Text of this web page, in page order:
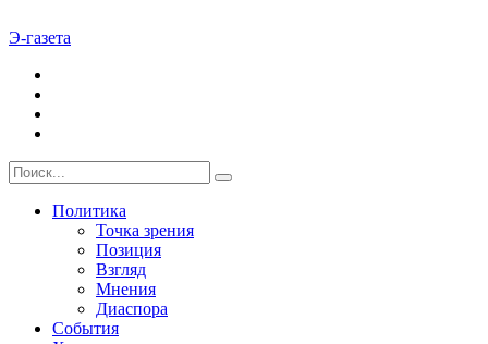
Э-газета
Политика
Точка зрения
Позиция
Взгляд
Мнения
Диаспора
События